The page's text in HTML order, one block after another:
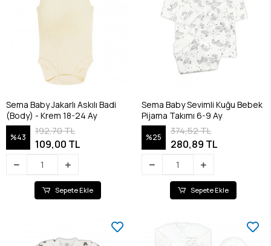
Sema Baby Jakarlı Askılı Badi
(Body) - Krem 18-24 Ay
%43
192,70 TL
109,00 TL
Sepete Ekle
Sema Baby Sevimli Kuğu Bebek
Pijama Takımı 6-9 Ay
%25
374,52 TL
280,89 TL
Sepete Ekle